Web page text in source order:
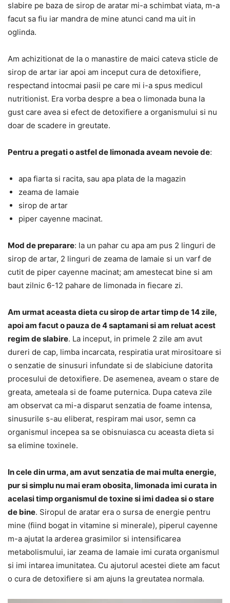
slabire pe baza de sirop de aratar mi-a schimbat viata, m-a
facut sa fiu iar mandra de mine atunci cand ma uit in
oglinda.
Am achizitionat de la o manastire de maici cateva sticle de
sirop de artar iar apoi am inceput cura de detoxifiere,
respectand intocmai pasii pe care mi i-a spus medicul
nutritionist. Era vorba despre a bea o limonada buna la
gust care avea si efect de detoxifiere a organismului si nu
doar de scadere in greutate.
Pentru a pregati o astfel de limonada aveam nevoie de:
apa fiarta si racita, sau apa plata de la magazin
zeama de lamaie
sirop de artar
piper cayenne macinat.
Mod de preparare: la un pahar cu apa am pus 2 linguri de
sirop de artar, 2 linguri de zeama de lamaie si un varf de
cutit de piper cayenne macinat; am amestecat bine si am
baut zilnic 6-12 pahare de limonada in fiecare zi.
Am urmat aceasta dieta cu sirop de artar timp de 14 zile,
apoi am facut o pauza de 4 saptamani si am reluat acest
regim de slabire. La inceput, in primele 2 zile am avut
dureri de cap, limba incarcata, respiratia urat mirositoare si
o senzatie de sinusuri infundate si de slabiciune datorita
procesului de detoxifiere. De asemenea, aveam o stare de
greata, ameteala si de foame puternica. Dupa cateva zile
am observat ca mi-a disparut senzatia de foame intensa,
sinusurile s-au eliberat, respiram mai usor, semn ca
organismul incepea sa se obisnuiasca cu aceasta dieta si
sa elimine toxinele.
In cele din urma, am avut senzatia de mai multa energie,
pur si simplu nu mai eram obosita, limonada imi curata in
acelasi timp organismul de toxine si imi dadea si o stare
de bine. Siropul de aratar era o sursa de energie pentru
mine (fiind bogat in vitamine si minerale), piperul cayenne
m-a ajutat la arderea grasimilor si intensificarea
metabolismului, iar zeama de lamaie imi curata organismul
si imi intarea imunitatea. Cu ajutorul acestei diete am facut
o cura de detoxifiere si am ajuns la greutatea normala.